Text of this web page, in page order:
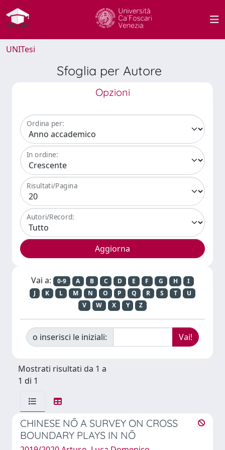
UNITesi
Sfoglia per Autore
Opzioni
Ordina per:
In ordine:
Risultati/Pagina
Autori/Record:
Vai a: 0-9 A B C D E F G H
I
J
K L M N O P Q R S T
U
V
W X Y Z
o inserisci le iniziali:
Mostrati risultati da 1 a
1 di 1
CHINESE NŌ A SURVEY ON CROSS
BOUNDARY PLAYS IN NŌ